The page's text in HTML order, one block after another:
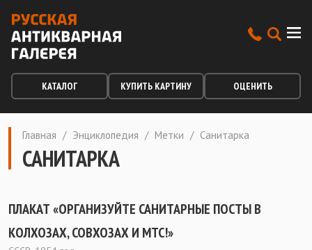
КАТАЛОГ КУПИТЬ КАРТИНУ ОЦЕНИТЬ
Главная / Энциклопедия / Метки / Санитарка
САНИТАРКА
ПЛАКАТ «ОРГАНИЗУЙТЕ САНИТАРНЫЕ ПОСТЫ В
КОЛХОЗАХ, СОВХОЗАХ И МТС!»